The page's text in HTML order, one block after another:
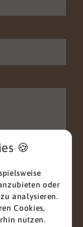
dass Sie die
genommen
ernst. Alle
🍪
oder
analysieren.
Cookies,
nutzen.